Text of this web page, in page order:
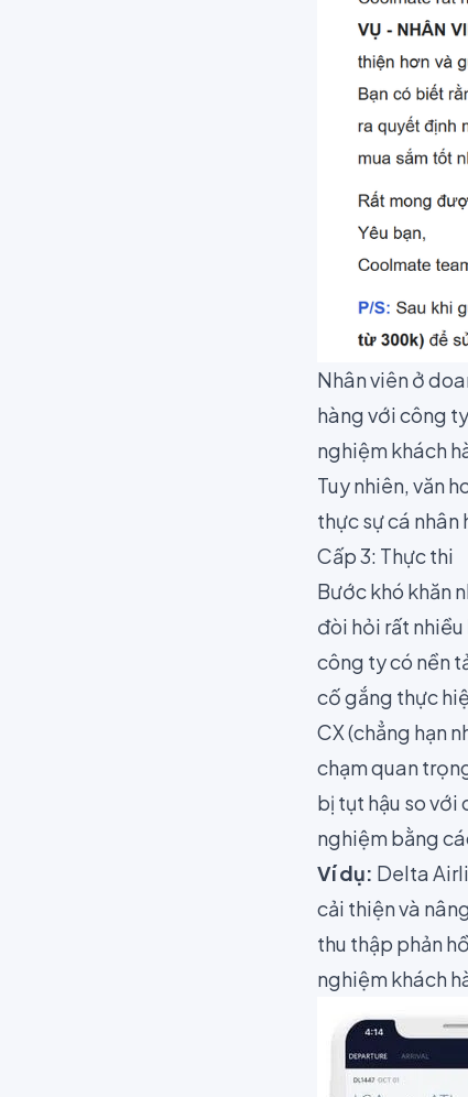
Nhân viên ở
hàng với công
nghiệm khách
Tuy nhiên, văn
thực sự cá
Cấp 3: Thực thi
Bước khó khăn
đòi hỏi rất
công ty có nền
cố gắng thực
CX (chẳng hạn
chạm quan
bị tụt hậu so với
nghiệm bằng
Ví dụ: Delta
cải thiện và
thu thập phản
nghiệm khách